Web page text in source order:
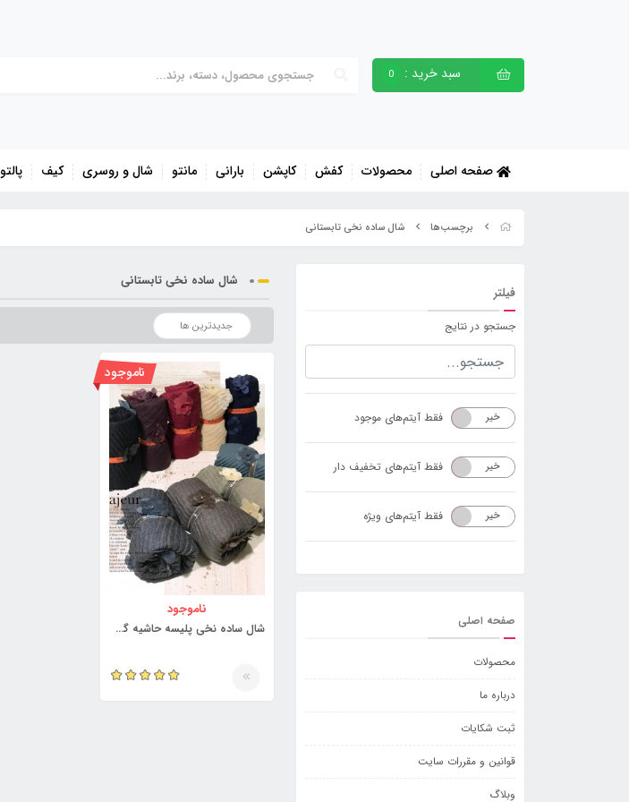
سبد خرید : 0
صفحه اصلی محصولات کفش کاپشن بارانی مانتو شال و روسری کیف پالتو
برچسب‌ها شال ساده نخی تابستانی
فیلتر
جستجو در نتایج
بله خیر فقط آیتم‌های موجود
بله خیر فقط آیتم‌های تخفیف دار
بله خیر فقط آیتم‌های ویژه
صفحه اصلی
محصولات
درباره ما
ثبت شکایات
قوانین و مقررات سایت
وبلاگ
شال ساده نخی تابستانی
ناموجود
ناموجود
شال ساده نخی پلیسه حاشیه گل برجسته کد 3871277